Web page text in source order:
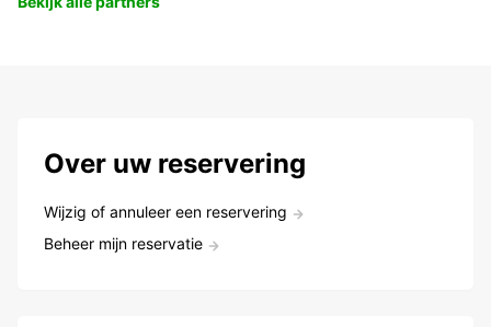
Over uw reservering
Wijzig of annuleer een reservering
Beheer mijn reservatie